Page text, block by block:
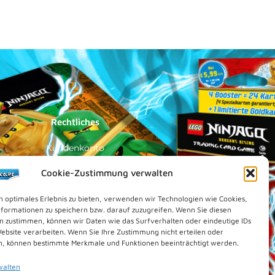
Cookie-Zustimmung verwalten
optimales Erlebnis zu bieten, verwenden wir Technologien wie Cookies,
zu speichern bzw. darauf zuzugreifen. Wenn Sie diesen
zustimmen, können wir Daten wie das Surfverhalten oder eindeutige IDs
verarbeiten. Wenn Sie Ihre Zustimmung nicht erteilen oder
können bestimmte Merkmale und Funktionen beeinträchtigt werden.
Rechtliches
Kundenkonto
Impressum
Cookies (EU)
Vertrag widerrufen
Kontakt